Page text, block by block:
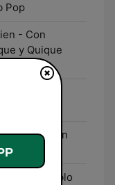
Pop
- Con
y Quique
- Con
Ros
- Con Pablo